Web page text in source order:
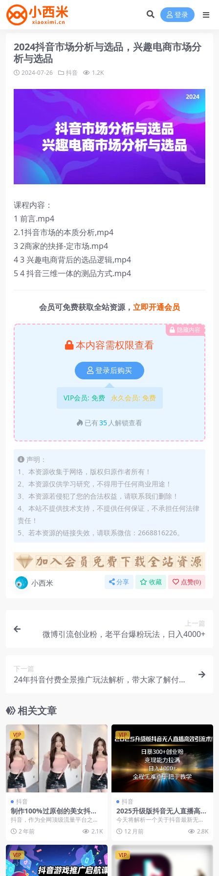
登录
2024抖音市场分析与选品，兴趣电商市场分
析与选品
2024-07-26 抖音 1.2K
课程内容：
1 前言.mp4
2.1抖音市场的本质分析,mp4
3 2商家的抉择-定市场.mp4
4 3 兴趣电商背后的选品逻辑,mp4
5 4 抖音三维一体的测品方式.mp4
会员可免费获取全站资源， 立即开通会员
隐藏内容
本内容需权限查看
登录后购买
VIP会员: 免费 永久会员: 免费
已有35 人解锁查看
声明：
1、本资源收集于网络，版权归原作者所有！
2、本资源仅供学习研究，不得用于任何商业用途！
3、本资源若侵犯了您的合法权益，请联系我们删除！
4、本站不提供技术支持，不提供任何保证，不承担任何法律
责任！
5、若本资源的链接失效，请联系微信：2668816226。
小西米 分享 收藏 点赞(0)
上一篇
微博引流创业粉，老平台爆粉玩法，日入4000+
下一篇
24年抖音付费全景推广玩法解析，带大家了解付费
相关文章
VIP
抖音
制作100%过原创的美女抖音
号，含金量极高
抖音，作为全网顶级流量平台之
一，必然肯定很多人想在里面分一
杯羹，就涌现出很多做账...
2 年前 2.1K
VIP
抖音
2025升级版抖音无人直播高效
引流术！日引300+创业粉，变
现能力拉满
今天将解析一个关于抖音最新无人
直播引流创业粉
12 月前 2.8K
VIP VIP